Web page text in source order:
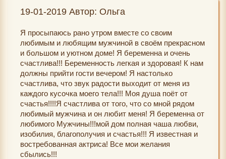
19-01-2019 Автор: Ольга
Я просыпаюсь рано утром вместе со своим
любимым и любящим мужчиной в своём прекрасном
и большом и уютном доме! Я беременна и очень
счастлива!!! Беременность легкая и здоровая! К нам
должны прийти гости вечером! Я настолько
счастлива, что звук радости выходит от меня из
каждого кусочка моего тела!!! Моя душа поёт от
счастья!!!!Я счастлива от того, что со мной рядом
любимый мужчина и он любит меня! Я беременна от
любимого Мужчины!!!мой дом полная чаша любви,
изобилия, благополучия и счастья!!! Я известная и
востребованная актриса! Все мои желания
сбылись!!!